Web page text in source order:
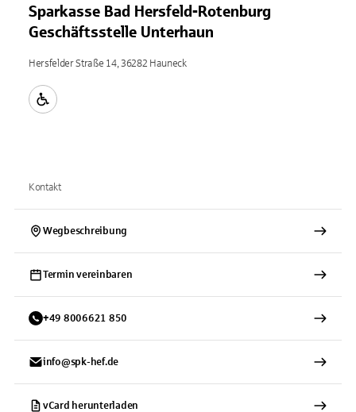
Sparkasse Bad Hersfeld-Rotenburg
Geschäftsstelle Unterhaun
Hersfelder Straße 14, 36282 Hauneck
Kontakt
Wegbeschreibung
Termin vereinbaren
+49 8006621 850
info@spk-hef.de
vCard herunterladen